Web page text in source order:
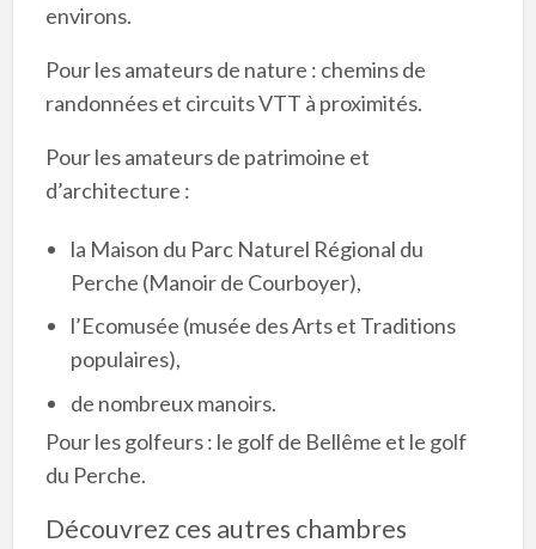
environs.
Pour les amateurs de nature : chemins de
randonnées et circuits VTT à proximités.
Pour les amateurs de patrimoine et
d’architecture :
la Maison du Parc Naturel Régional du
Perche (Manoir de Courboyer),
l’Ecomusée (musée des Arts et Traditions
populaires),
de nombreux manoirs.
Pour les golfeurs : le golf de Bellême et le golf
du Perche.
Découvrez ces autres chambres